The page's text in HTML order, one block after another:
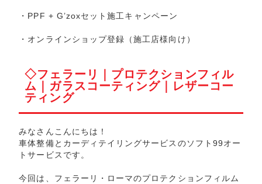
・ PPF + G’zoxセット施工キャンペーン
・ オンラインショップ登録 （施工店様向け）
◇フェラーリ｜プロテクションフィル
ム｜ガラスコーティング｜レザーコー
ティング
みなさんこんにちは！
車体整備とカーディテイリングサービスのソフト99オー
トサービスです。
今回は、フェラーリ・ローマのプロテクションフィルム